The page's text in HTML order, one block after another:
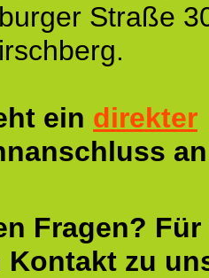
Straße
ein direkter
Fragen?
Kontakt zu